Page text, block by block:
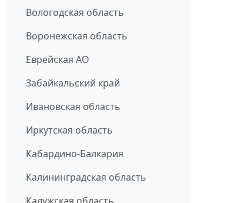
Вологодская область
Воронежская область
Еврейская АО
Забайкальский край
Ивановская область
Иркутская область
Кабардино-Балкария
Калининградская область